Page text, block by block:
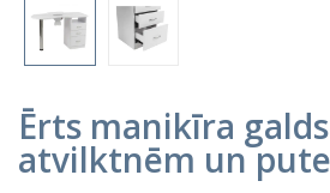
Ērts manikīra
atvilktnēm un